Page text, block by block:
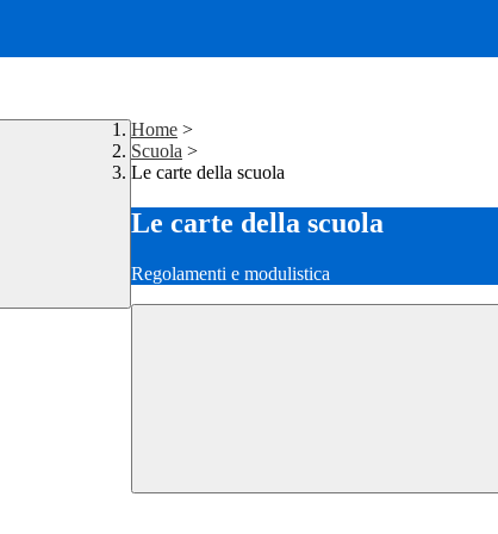
Home >
Scuola >
Le carte della scuola
Le carte della scuola
Regolamenti e modulistica